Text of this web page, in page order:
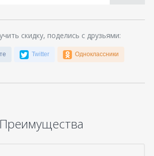
скидку, поделись с друзьями:
Twitter Одноклассники
Преимущества